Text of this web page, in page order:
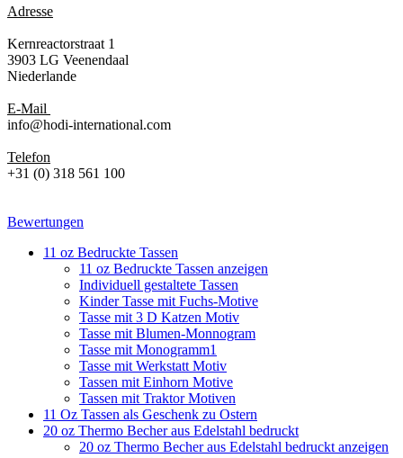
Adresse
Kernreactorstraat 1
3903 LG Veenendaal
Niederlande
E-Mail
info@hodi-international.com
Telefon
+31 (0) 318 561 100
Bewertungen
11 oz Bedruckte Tassen
11 oz Bedruckte Tassen anzeigen
Individuell gestaltete Tassen
Kinder Tasse mit Fuchs-Motive
Tasse mit 3 D Katzen Motiv
Tasse mit Blumen-Monnogram
Tasse mit Monogramm1
Tasse mit Werkstatt Motiv
Tassen mit Einhorn Motive
Tassen mit Traktor Motiven
11 Oz Tassen als Geschenk zu Ostern
20 oz Thermo Becher aus Edelstahl bedruckt
20 oz Thermo Becher aus Edelstahl bedruckt anzeigen